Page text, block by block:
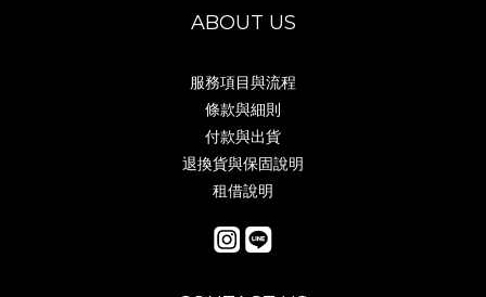
ABOUT US
服務項目與流程
條款與細則
付款與出貨
退換貨與保固說明
租借說明